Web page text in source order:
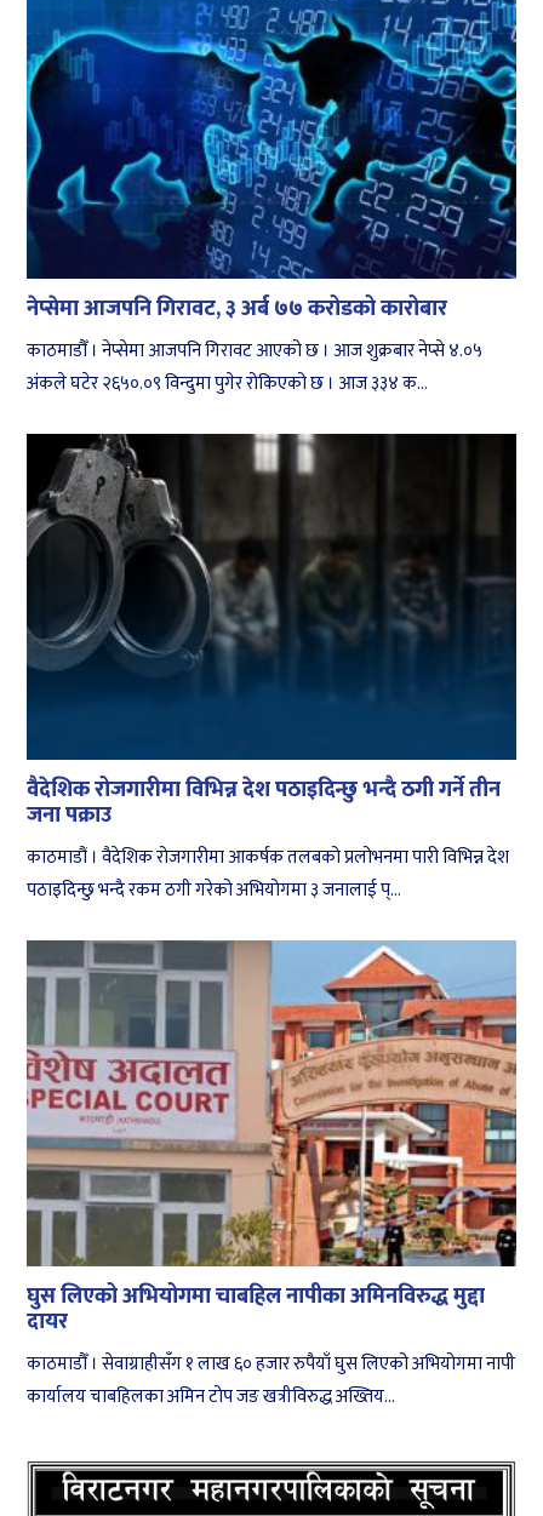
नेप्सेमा आजपनि गिरावट, ३ अर्ब ७७ करोडको कारोबार
काठमाडौँ । नेप्सेमा आजपनि गिरावट आएको छ । आज शुक्रबार नेप्से ४.०५
अंकले घटेर २६५०.०९ विन्दुमा पुगेर रोकिएको छ । आज ३३४ क...
वैदेशिक रोजगारीमा विभिन्न देश पठाइदिन्छु भन्दै ठगी गर्ने तीन
जना पक्राउ
काठमाडौं । वैदेशिक रोजगारीमा आकर्षक तलबको प्रलोभनमा पारी विभिन्न देश
पठाइदिन्छु भन्दै रकम ठगी गरेको अभियोगमा ३ जनालाई प्...
घुस लिएको अभियोगमा चाबहिल नापीका अमिनविरुद्ध मुद्दा
दायर
काठमाडौँ । सेवाग्राहीसँग १ लाख ६० हजार रुपैयाँ घुस लिएको अभियोगमा नापी
कार्यालय चाबहिलका अमिन टोप जङ खत्रीविरुद्ध अख्तिय...